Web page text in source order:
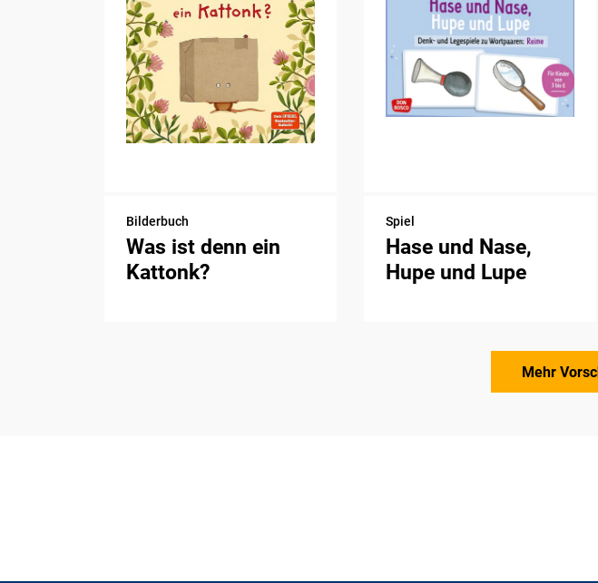
Bilderbuch
Was ist denn ein
Kattonk?
Spiel
Hase und Nase,
Hupe und Lupe
Mehr